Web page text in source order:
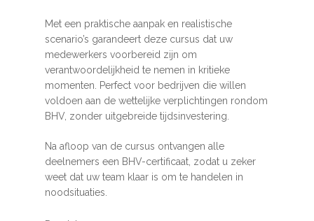
Met een praktische aanpak en realistische
scenario’s garandeert deze cursus dat uw
medewerkers voorbereid zijn om
verantwoordelijkheid te nemen in kritieke
momenten. Perfect voor bedrijven die willen
voldoen aan de wettelijke verplichtingen rondom
BHV, zonder uitgebreide tijdsinvestering.
Na afloop van de cursus ontvangen alle
deelnemers een BHV-certificaat, zodat u zeker
weet dat uw team klaar is om te handelen in
noodsituaties.